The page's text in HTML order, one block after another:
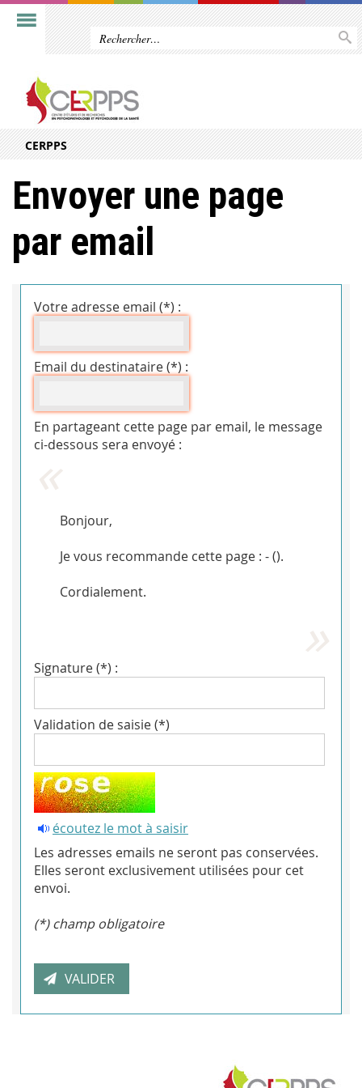
CERPPS
Envoyer une page
par email
Votre adresse email (*) :
Email du destinataire (*) :
En partageant cette page par email, le message
ci-dessous sera envoyé :
Bonjour,
Je vous recommande cette page : - ().
Cordialement.
Signature (*) :
Validation de saisie (*)
écoutez le mot à saisir
Les adresses emails ne seront pas conservées.
Elles seront exclusivement utilisées pour cet
envoi.
(*) champ obligatoire